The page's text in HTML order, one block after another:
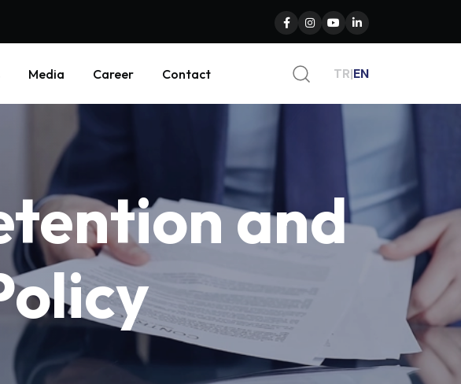
Media Career Contact TR|EN
and